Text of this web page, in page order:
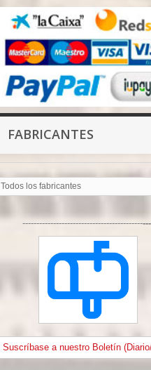
FABRICANTES
Todos los fabricantes
-------------------------------------------
Suscríbase a nuestro Boletín